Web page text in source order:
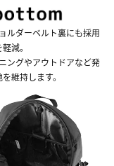
ルダーベルト裏にも採用
減。
ングやアウトドアなど発
維持します。